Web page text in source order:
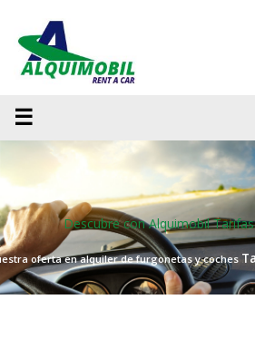
☰
Descubre con Alquimobil
oferta en alquiler de furgonetas y coches